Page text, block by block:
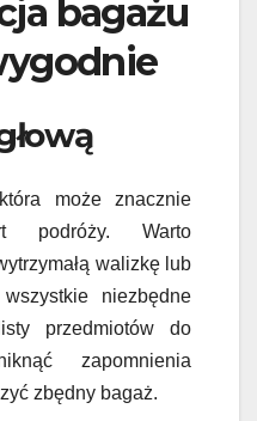
bagażu
może znacznie
podróży. Warto
walizkę lub
niezbędne
przedmiotów do
zapomnienia
zbędny bagaż.